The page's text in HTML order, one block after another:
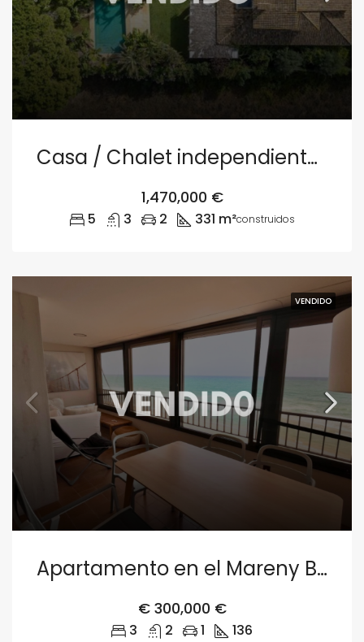
Casa / Chalet independiente en venta en camino de Santa Llúcia s/n, Denia
1,470,000 €
5 3 2 331 m²construidos
VENDIDO
Apartamento en el Mareny Blau
€300,000 €
3 2 1 136